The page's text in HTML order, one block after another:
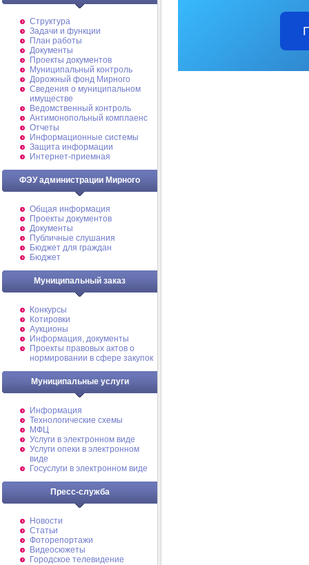
Структура
Задачи и функции
План работы
Документы
Проекты документов
Муниципальный контроль
Дорожный фонд Мирного
Cведения о муниципальном
имуществе
Ведомственный контроль
Антимонопольный комплаенс
Отчеты
Информационные системы
Защита информации
Интернет-приемная
ФЭУ администрации Мирного
Общая информация
Проекты документов
Документы
Публичные слушания
Бюджет для граждан
Бюджет
Муниципальный заказ
Конкурсы
Котировки
Аукционы
Информация, документы
Проекты правовых актов о
нормировании в сфере закупок
Муниципальные услуги
Информация
Технологические схемы
МФЦ
Услуги в электронном виде
Услуги опеки в электронном
виде
Госуслуги в электронном виде
Пресс-служба
Новости
Статьи
Фоторепортажи
Видеосюжеты
Городское телевидение